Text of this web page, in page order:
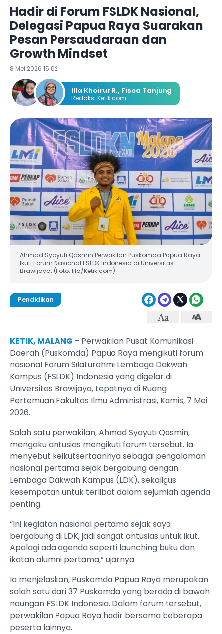
Hadir di Forum FSLDK Nasional,
Delegasi Papua Raya Suarakan
Pesan Persaudaraan dan
Growth Mindset
8 Mei 2026 15:02
Illa Khoirur R., Fisca Tanjung
Redaksi Ketik.com
Ahmad Syayuti Qasmin Perwakilan Puskomda Papua Raya
Ikuti Forum Nasional FSLDK Indonesia di Universitas
Brawijaya. (Foto: Illa/Ketik.com)
Pendidikan
KETIK, MALANG – Perwakilan Pusat Komunikasi
Daerah (Puskomda) Papua Raya mengikuti forum
nasional Forum Silaturahmi Lembaga Dakwah
Kampus (FSLDK) Indonesia yang digelar di
Universitas Brawijaya, tepatnya di Ruang
Pertemuan Fakultas Ilmu Administrasi, Kamis, 7 Mei
2026.
Salah satu perwakilan, Ahmad Syayuti Qasmin,
mengaku antusias mengikuti forum tersebut. Ia
menyebut keikutsertaannya sebagai pengalaman
nasional pertama sejak bergabung dengan
Lembaga Dakwah Kampus (LDK), sekaligus
kesempatan untuk terlibat dalam sejumlah agenda
penting.
“Ini kegiatan nasional pertama sejak saya
bergabung di LDK, jadi sangat antusias untuk ikut.
Apalagi ada agenda seperti launching buku dan
ikatan alumni pertama,” ujarnya.
Ia menjelaskan, Puskomda Papua Raya merupakan
salah satu dari 37 Puskomda yang berada di bawah
naungan FSLDK Indonesia. Dalam forum tersebut,
perwakilan Papua Raya hadir bersama beberapa
peserta lainnya.